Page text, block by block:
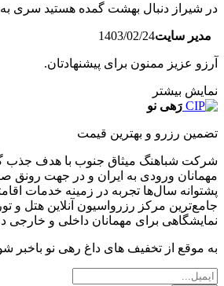
در شیراز دنبال بهشت گمده هستید سری به
مدیر سایت1403/02/24
آرزو عزیز ممنون برای پیشنهادتان.
نمایش بیشتر
رَهی نو
تضمین رزرو و بهترین قیمت
شرکت شباهنگ میثاق جنوب با هدف جذب
مهمانان ورودی به ایران و در جهت
پشتوانه سال‌ها تجربه در زمینه خدمات
جامع‌ترین مرکز رزرواسیون آنلاین هتل و
نمایشگاهی برای مهمانان داخلی و خارجی
به موقع از تخفیف های داغ رهی نو باخبر